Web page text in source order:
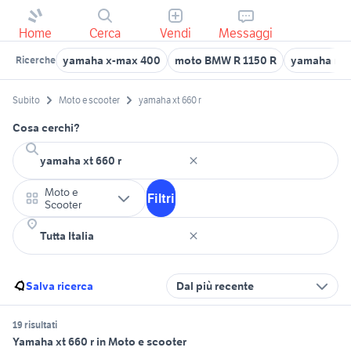
Home Cerca Vendi Messaggi
Ricerche yamaha x-max 400 moto BMW R 1150 R yamaha mt
Subito Moto e scooter yamaha xt 660 r
Cosa cerchi?
Moto e
Scooter
Filtri
Salva ricerca Dal più recente
19 risultati
Yamaha xt 660 r in Moto e scooter